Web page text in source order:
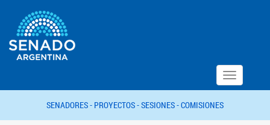
Toggle
navigation
SENADORES - PROYECTOS -SESIONES -COMISIONES